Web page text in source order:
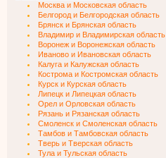
Москва и Московская область
Белгород и Белгородская область
Брянск и Брянская область
Владимир и Владимирская область
Воронеж и Воронежская область
Иваново и Ивановская область
Калуга и Калужская область
Кострома и Костромская область
Курск и Курская область
Липецк и Липецкая область
Орел и Орловская область
Рязань и Рязанская область
Смоленск и Смоленская область
Тамбов и Тамбовская область
Тверь и Тверская область
Тула и Тульская область